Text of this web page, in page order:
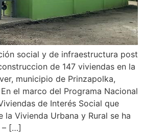
social y de infraestructura post
de 147 viviendas en la
municipio de Prinzapolka,
el marco del Programa Nacional
de Interés Social que
Vivienda Urbana y Rural se ha
– […]